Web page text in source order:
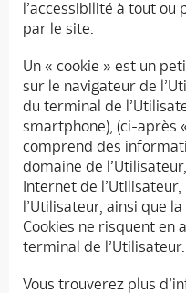
l’accessibilité à tout ou
par le site.
Un « cookie » est un
sur le navigateur de
du terminal de
smartphone), (ci-après
comprend des
domaine de
Internet de
l’Utilisateur, ainsi que
Cookies ne risquent en
terminal de l’Utilisateur.
Vous trouverez plus